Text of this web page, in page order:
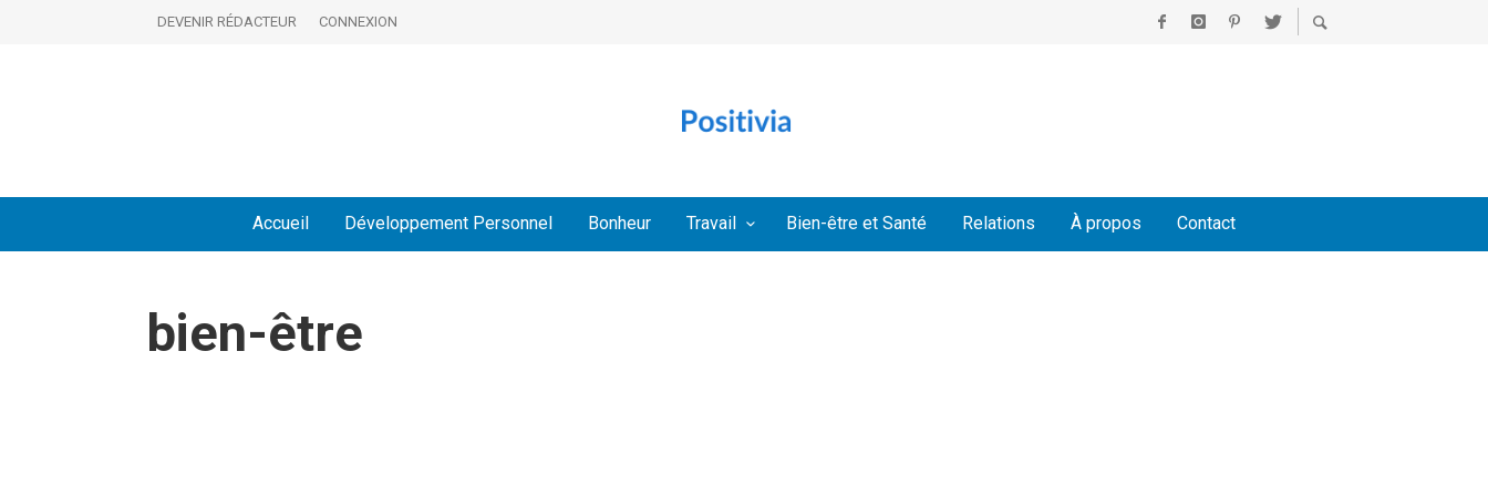
DEVENIR RÉDACTEUR CONNEXION
Accueil Développement Personnel Bonheur Travail Bien-être et Santé Relations À propos Contact
bien-être